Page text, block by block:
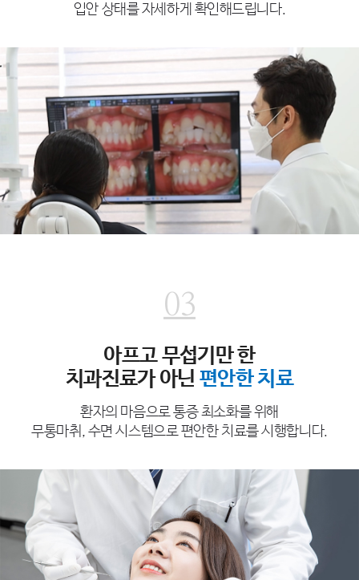
입안 상태를 자세하게 확인해드립니다.
03
아프고 무섭기만 한
치과진료가 아닌편안한 치료
환자의 마음으로 통증 최소화를 위해
무통마취, 수면 시스템으로 편안한 치료를 시행합니다.